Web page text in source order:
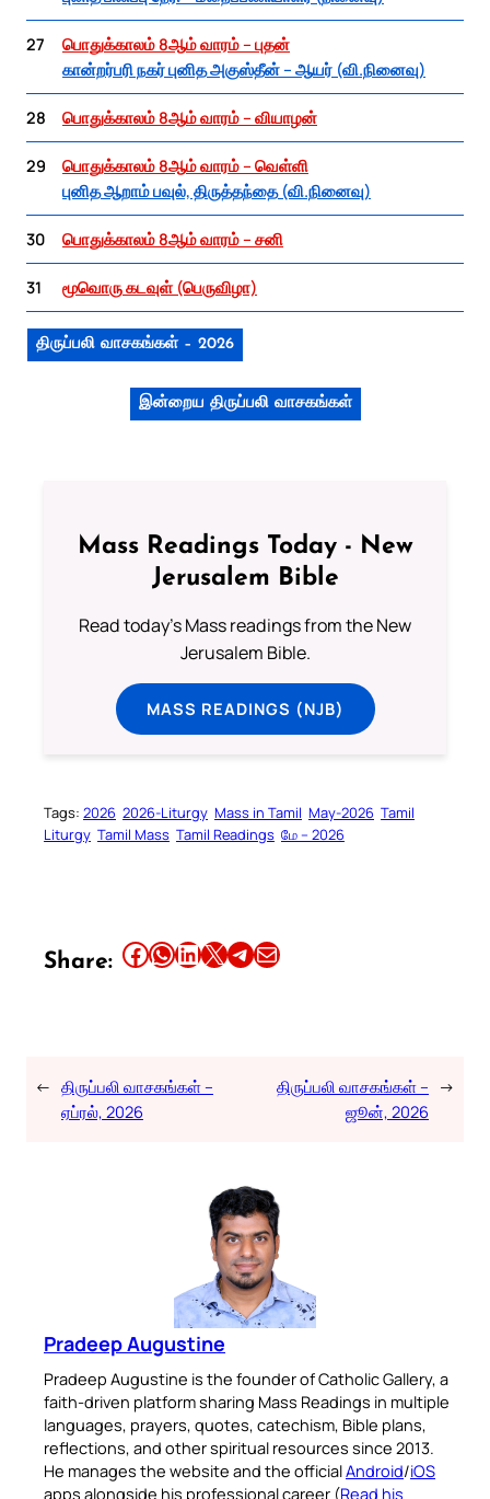
27
பொதுக்காலம் 8ஆம் வாரம் – புதன்
கான்றர்பரி நகர் புனித அகுஸ்தீன் – ஆயர் (வி.நினைவு)
28 பொதுக்காலம் 8ஆம் வாரம் – வியாழன்
29
பொதுக்காலம் 8ஆம் வாரம் – வெள்ளி
புனித ஆறாம் பவுல், திருத்தந்தை (வி.நினைவு)
30 பொதுக்காலம் 8ஆம் வாரம் – சனி
31 மூவொரு கடவுள் (பெருவிழா)
திருப்பலி வாசகங்கள் – 2026
இன்றைய திருப்பலி வாசகங்கள்
Mass Readings Today - New
Jerusalem Bible
Read today's Mass readings from the New
Jerusalem Bible.
MASS READINGS (NJB)
Tags: 2026 2026-Liturgy Mass in Tamil May-2026 Tamil
Liturgy Tamil Mass Tamil Readings மே – 2026
Share: Share this article on Facebook Share this article on WhatsApp Share this article on LinkedIn Share this article on X Share this article on TelegramEmail this Article
← திருப்பலி வாசகங்கள் –
ஏப்ரல், 2026
திருப்பலி வாசகங்கள் –
ஜூன், 2026
→
Pradeep Augustine
Pradeep Augustine is the founder of Catholic Gallery, a
faith-driven platform sharing Mass Readings in multiple
languages, prayers, quotes, catechism, Bible plans,
reflections, and other spiritual resources since 2013.
He manages the website and the officialAndroid/iOS
apps alongside his professional career (Read his